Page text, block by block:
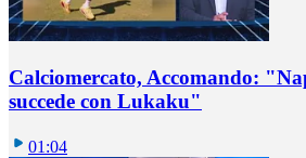
Calciomercato, Accomando:
succede con Lukaku"
01:04